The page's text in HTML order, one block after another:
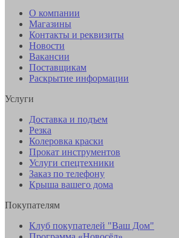
О компании
Магазины
Контакты и реквизиты
Новости
Вакансии
Поставщикам
Раскрытие информации
Услуги
Доставка и подъем
Резка
Колеровка краски
Прокат инструментов
Услуги спецтехники
Заказ по телефону
Крыша вашего дома
Покупателям
Клуб покупателей "Ваш Дом"